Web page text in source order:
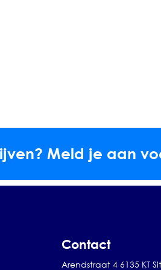
Meld je aan
Contact
Arendstraat 4 6135 KT